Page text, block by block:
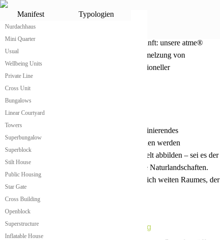
Manifest Typologien
Nurdachhaus
Mini Quarter
Usual
Wellbeing Units
Private Line
Cross Unit
Bungalows
Linear Courtyard
Towers
Superbungalow
Superblock
Stilt House
Public Housing
Star Gate
Cross Building
Openblock
Superstructure
Inflatable House
Infinity Rooms
atme® Infinity Rooms: Erleben Sie Unendliche Weiten in Ihrem
atme® präsentiert stolz die Innovation der Zukunft: unsere atme®
Infinity Rooms. Diese Räume sind eine Verschmelzung von
Technologie und Design, die die Grenzen traditioneller
Raumgestaltung sprengen.
Unendlicher Raum, Echte Magie
Unsere atme® Infinity Rooms schaffen ein faszinierendes
Raumgefühl. Zwischen den Holzständerbereichen werden
hinterleuchtete Tafeln platziert, die die Außenwelt abbilden – sei es der
funkelnde Sternenhimmel oder atemberaubende Naturlandschaften.
Dies erzeugt eine optische Illusion eines unendlich weiten Raumes, der
Grenzenloses Erlebnis, Flexible Gestaltung